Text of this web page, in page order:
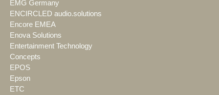
EMG Germany
ENCIRCLED audio.solutions
Encore EMEA
Enova Solutions
Entertainment Technology
Concepts
EPOS
Epson
ETC